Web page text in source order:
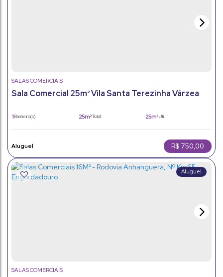
Sala Comercial 25m² Vila Santa Terezinha Várzea
SALAS COMERCIAIS
R$ 750,00
1Banheiro(s) Total:
25m² Útil:
25m²
SALAS COMERCIAIS